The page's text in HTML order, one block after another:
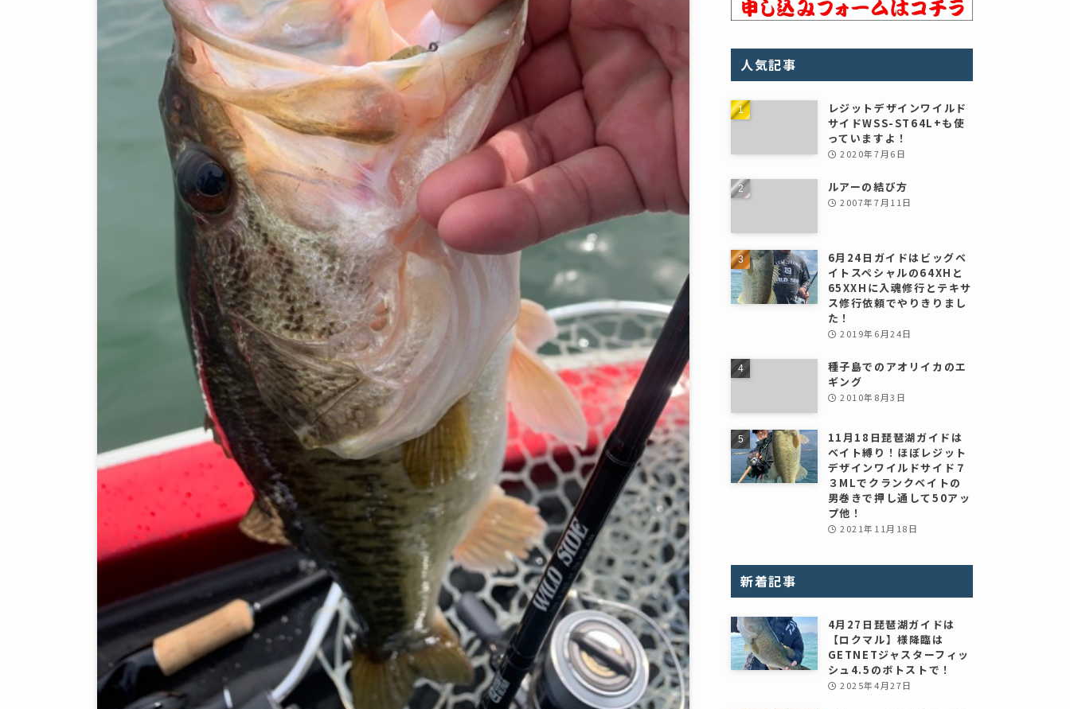
人気記事
レジットデザインワイルド
サイドWSS-ST64L+も使
っていますよ！
2020年7月6日
ルアーの結び方
2007年7月11日
6月24日ガイドはビッグベ
イトスペシャルの64XHと
65XXHに入魂修行とテキサ
ス修行依頼でやりきりまし
た！
2019年6月24日
種子島でのアオリイカのエ
ギング
2010年8月3日
11月18日琵琶湖ガイドは
ベイト縛り！ほぼレジット
デザインワイルドサイド７
３MLでクランクベイトの
男巻きで押し通して50アッ
プ他！
2021年11月18日
新着記事
4月27日琵琶湖ガイドは
【ロクマル】様降臨は
GETNETジャスターフィッ
シュ4.5のボトストで！
2025年4月27日